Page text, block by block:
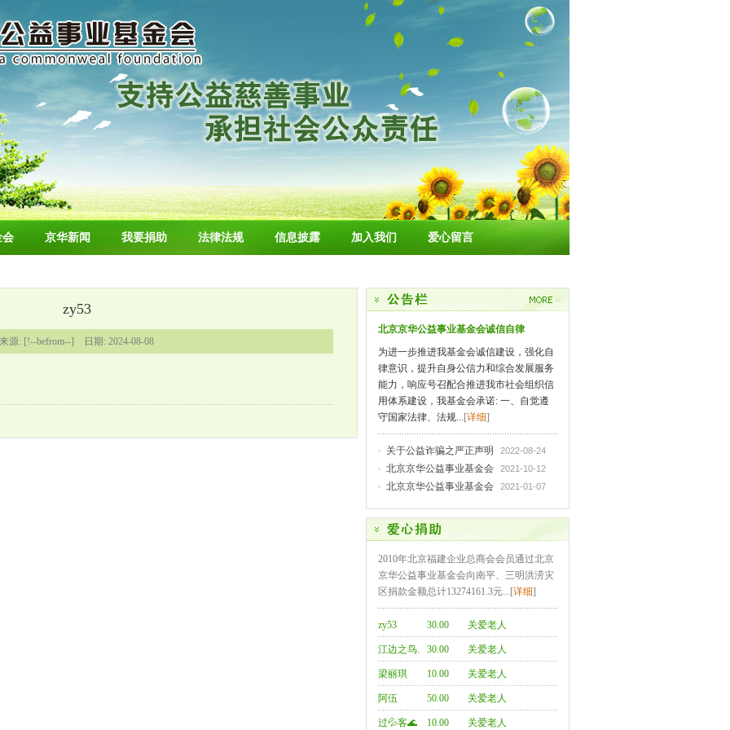
会 京华新闻 我要捐助 法律法规 信息披露 加入我们 爱心留言
zy53
来源: [!--befrom--] 日期: 2024-08-08
北京京华公益事业基金会诚信自律
为进一步推进我基金会诚信建设，强化自
律意识，提升自身公信力和综合发展服务
能力，响应号召配合推进我市社会组织信
用体系建设，我基金会承诺: 一、自觉遵
守国家法律、法规... [详细]
2022-08-24
关于公益诈骗之严正声明
2021-10-12
北京京华公益事业基金会
2021-01-07
北京京华公益事业基金会
2010年北京福建企业总商会会员通过北京
京华公益事业基金会向南平、三明洪涝灾
区捐款金额总计13274161.3元...[详细]
zy53 30.00 关爱老人
江边之鸟. 30.00 关爱老人
梁丽琪 10.00 关爱老人
阿伍 50.00 关爱老人
过💦客🌊 10.00 关爱老人